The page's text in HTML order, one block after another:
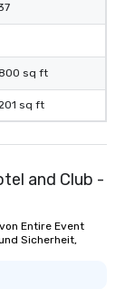
sq ft
sq ft
and Club -
Entire Event
Sicherheit,